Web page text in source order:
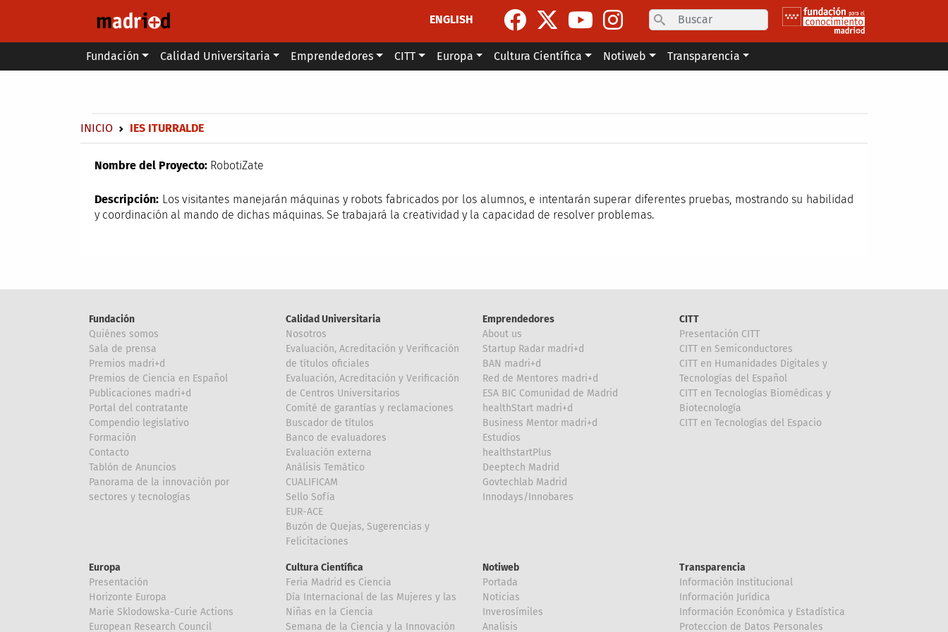
ENGLISH
Search
Main menu
Fundación Calidad Universitaria Emprendedores CITT Europa Cultura Científica Notiweb Transparencia
Sobrescribir enlaces de ayuda a la navegación
INICIO IES ITURRALDE
Nombre del Proyecto: RobotiZate
Descripción: Los visitantes manejarán máquinas y robots fabricados por los alumnos, e intentarán superar diferentes pruebas, mostrando su habilidad
y coordinación al mando de dichas máquinas. Se trabajará la creatividad y la capacidad de resolver problemas.
Fundación
Quiénes somos
Sala de prensa
Premios madri+d
Premios de Ciencia en Español
Publicaciones madri+d
Portal del contratante
Compendio legislativo
Formación
Contacto
Tablón de Anuncios
Panorama de la innovación por
sectores y tecnologías
Calidad Universitaria
Nosotros
Evaluación, Acreditación y Verificación
de títulos oficiales
Evaluación, Acreditación y Verificación
de Centros Universitarios
Comité de garantías y reclamaciones
Buscador de títulos
Banco de evaluadores
Evaluación externa
Análisis Temático
CUALIFICAM
Sello Sofía
EUR-ACE
Buzón de Quejas, Sugerencias y
Felicitaciones
Emprendedores
About us
Startup Radar madri+d
BAN madri+d
Red de Mentores madri+d
ESA BIC Comunidad de Madrid
healthStart madri+d
Business Mentor madri+d
Estudios
healthstartPlus
Deeptech Madrid
Govtechlab Madrid
Innodays/Innobares
CITT
Presentación CITT
CITT en Semiconductores
CITT en Humanidades Digitales y
Tecnologías del Español
CITT en Tecnologías Biomédicas y
Biotecnología
CITT en Tecnologías del Espacio
Europa
Presentación
Horizonte Europa
Marie Sklodowska-Curie Actions
European Research Council
Cultura Científica
Feria Madrid es Ciencia
Día Internacional de las Mujeres y las
Niñas en la Ciencia
Semana de la Ciencia y la Innovación
Notiweb
Portada
Noticias
Inverosímiles
Analisis
Transparencia
Información Institucional
Información Jurídica
Información Económica y Estadística
Proteccion de Datos Personales